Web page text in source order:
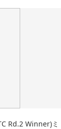
Rd.2 Winner)ミ